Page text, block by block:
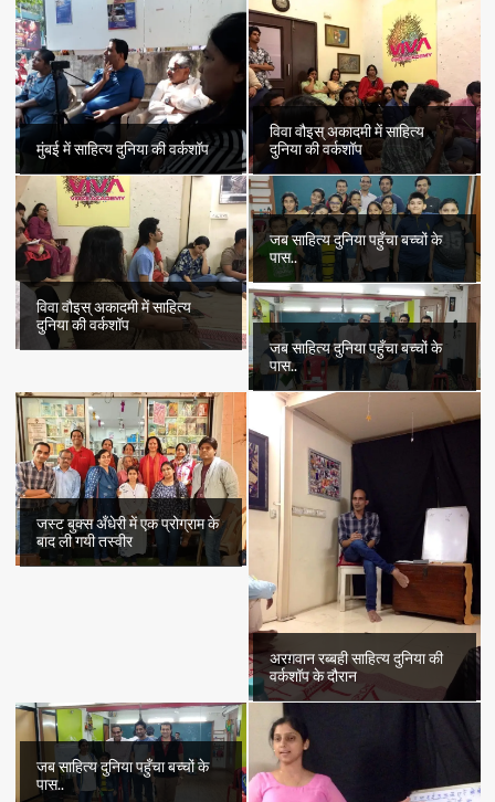
मुंबई में साहित्य दुनिया की वर्कशॉप
विवा वौइस् अकादमी में साहित्य
दुनिया की वर्कशॉप
विवा वौइस् अकादमी में साहित्य
दुनिया की वर्कशॉप
जब साहित्य दुनिया पहुँचा बच्चों के
पास..
जब साहित्य दुनिया पहुँचा बच्चों के
पास..
जस्ट बुक्स अँधेरी में एक प्रोग्राम के
बाद ली गयी तस्वीर
अरग़वान रब्बही साहित्य दुनिया की
वर्कशॉप के दौरान
जब साहित्य दुनिया पहुँचा बच्चों के
पास..